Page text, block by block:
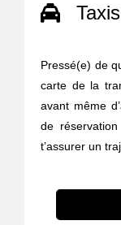
Pressé(e) de
carte de la
avant même
de
t’assurer un